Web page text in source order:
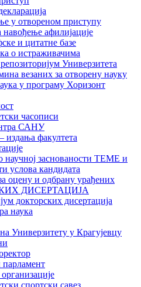
у отвореном приступу
навођење афилијације
и цитатне базе
о истраживачима
Универзитета
везаних за отворену науку
у програму Хоризонт
часописи
САНУ
факултета
научној заснованости ТЕМЕ и
услова кандидата
оцену и одбрану урађених
ДИСЕРТАЦИЈА
докторских дисертација
наука
Универзитету у Крагујевцу
парламент
спортски савез